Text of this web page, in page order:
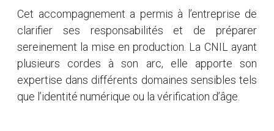
Cet accompagnement a permis à l’entreprise de
clarifier ses responsabilités et de préparer
sereinement la mise en production. La CNIL ayant
plusieurs cordes à son arc, elle apporte son
expertise dans différents domaines sensibles tels
que l’identité numérique ou la vérification d’âge.